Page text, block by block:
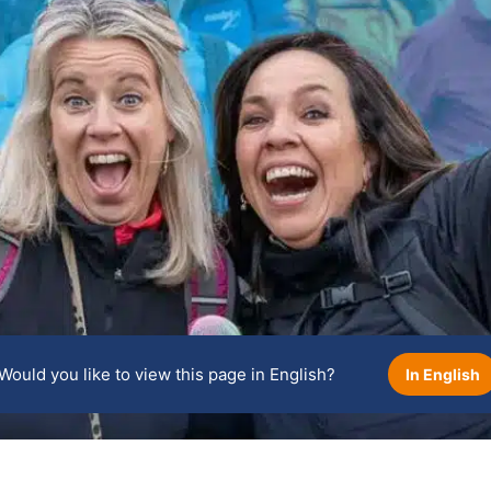
you like to view this page in English? In English